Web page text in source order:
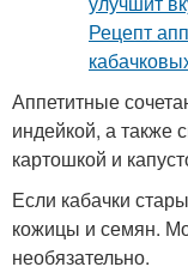
Аппетитные
индейкой, а также
картошкой и
Если кабачки
кожицы и семян.
необязательно.